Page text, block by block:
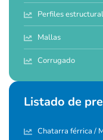
Perfiles
Mallas
Corrugado
Listado de
Chatarra férrica /